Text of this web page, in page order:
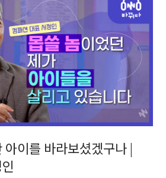
아이를 바라보셨겠구나 |